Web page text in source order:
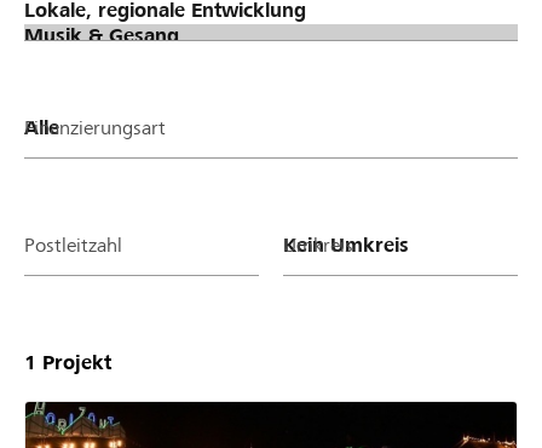
Finanzierungsart
Postleitzahl Umkreis
1 Projekt